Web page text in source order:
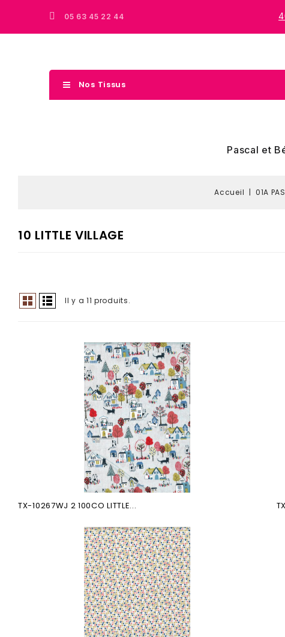
05 63 45 22 44
Nos Tissus
Pascal et
Accueil 01A
10 LITTLE VILLAGE
Il y a 11 produits.
TX-10267WJ 2 100CO LITTLE...